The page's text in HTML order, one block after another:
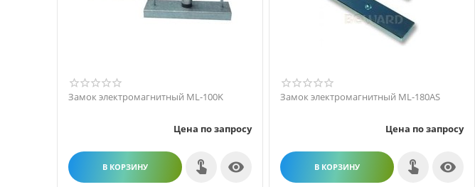
Замок электромагнитный ML-100K
Цена по запросу
В КОРЗИНУ 
Замок электромагнитный ML-180AS
Цена по запросу
В КОРЗИНУ 